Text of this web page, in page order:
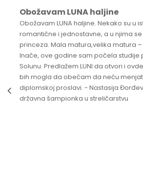
Obožavam LUNA haljine
Obožavam LUNA haljine. Nekako su u
romantične i jednostavne, a u njima
princeza. Mala matura,velika matura –
Inače, ove godine sam počela studije
Solunu. Predlažem LUNI da otvori i
bih mogla da obećam da neću
diplomskoj proslavi. - Nastasija
državna šampionka u streličarstvu